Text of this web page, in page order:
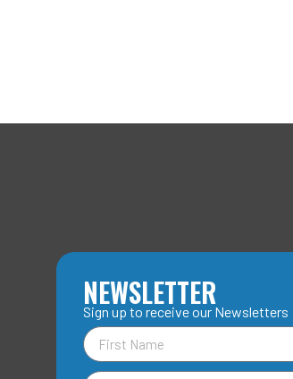
NEWSLETTER
Sign up to receive our Newsletters